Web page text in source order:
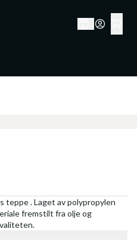
teppe . Laget av polypropylen
fremstilt fra olje og